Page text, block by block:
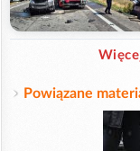
Powiązane